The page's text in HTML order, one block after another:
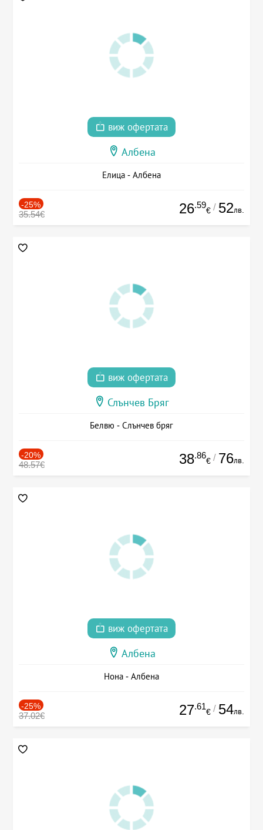
виж офертата
Албена
Елица - Албена
-25%
35.54€ 26.59
€ / 52лв.
виж офертата
Слънчев Бряг
Белвю - Слънчев бряг
-20%
48.57€ 38.86
€ / 76лв.
виж офертата
Албена
Нона - Албена
-25%
37.02€ 27.61
€ / 54лв.